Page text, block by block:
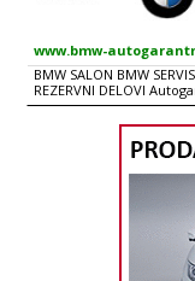
www.bmw-
BMW SALON BMW
REZERVNI DELOVI
za BMW vozila posluje
2008. godine sa
centar koji se nalazi na
opremljen prema
osoblja koje će Vas
zatevima. Autogarant
stručan tim prodaje i
brinete...potrebno je